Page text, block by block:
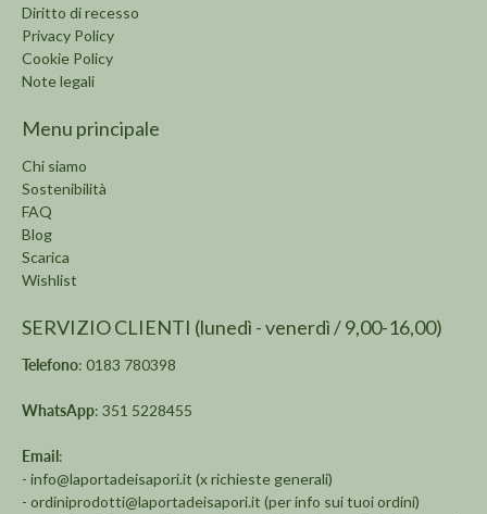
Diritto di recesso
Privacy Policy
Cookie Policy
Note legali
Menu principale
Chi siamo
Sostenibilità
FAQ
Blog
Scarica
Wishlist
SERVIZIO CLIENTI (lunedì - venerdì / 9,00-16,00)
Telefono: 0183 780398
WhatsApp: 351 5228455
Email:
- info@laportadeisapori.it (x richieste generali)
- ordiniprodotti@laportadeisapori.it (per info sui tuoi ordini)